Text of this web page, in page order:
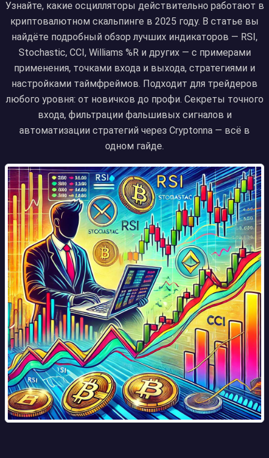
Узнайте, какие осцилляторы действительно работают в
криптовалютном скальпинге в 2025 году. В статье вы
найдёте подробный обзор лучших индикаторов — RSI,
Stochastic, CCI, Williams %R и других — с примерами
применения, точками входа и выхода, стратегиями и
настройками таймфреймов. Подходит для трейдеров
любого уровня: от новичков до профи. Секреты точного
входа, фильтрации фальшивых сигналов и
автоматизации стратегий через Cryptonna — всё в
одном гайде.